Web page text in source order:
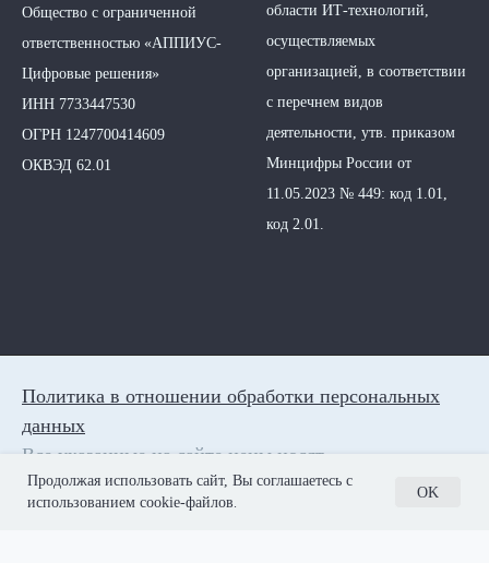
Продолжая использовать сайт, Вы соглашаетесь с
использованием cookie-файлов.
OK
Общество с ограниченной
ответственностью «АППИУС-
Цифровые решения»
ИНН 7733447530
ОГРН 1247700414609
ОКВЭД 62.01
области ИТ-технологий,
осуществляемых
организацией, в соответствии
с перечнем видов
деятельности, утв. приказом
Минцифры России от
11.05.2023 № 449: код 1.01,
код 2.01.
Политика в отношении обработки персональных
данных
Все указанные на сайте цены носят
информационный характер и не являются
публичной офертой (ст. 437 ГК РФ)